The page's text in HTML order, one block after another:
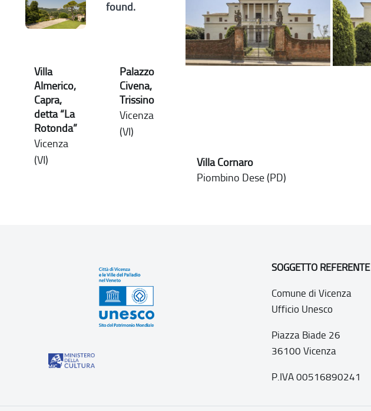
Villa
Almerico,
Capra,
detta “La
Rotonda”
Vicenza
(VI)
found.
Palazzo
Civena,
Trissino
Vicenza
(VI)
Villa Cornaro
Piombino Dese (PD)
SOGGETTO REFERENTE
Comune di Vicenza
Ufficio Unesco
Piazza Biade 26
36100 Vicenza
P.IVA 00516890241